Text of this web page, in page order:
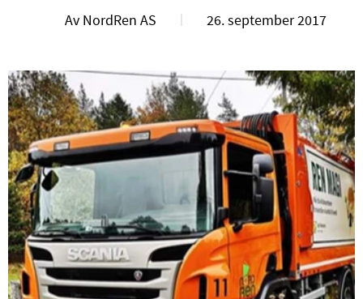
Av NordRen AS 26. september 2017